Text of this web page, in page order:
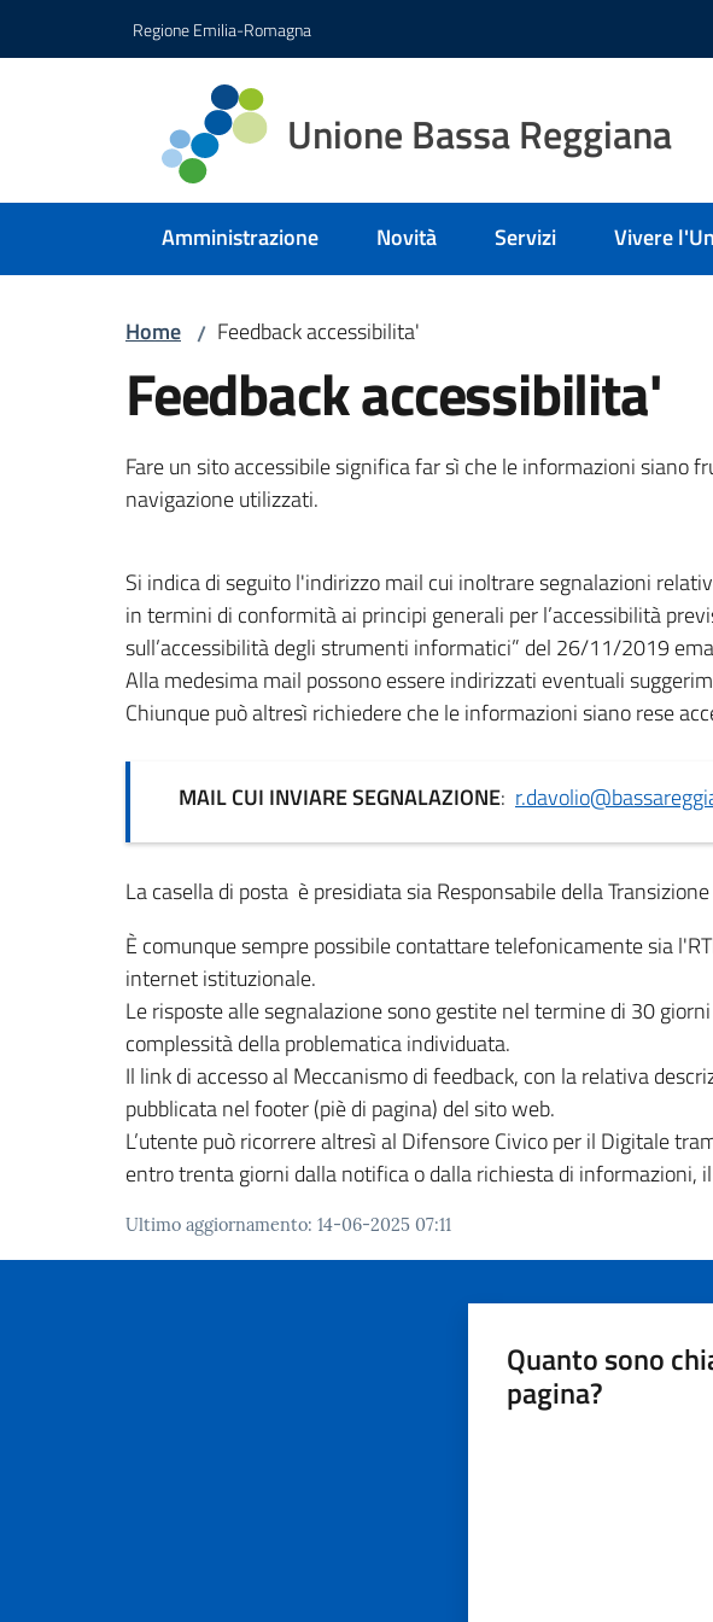
Regione Emilia-Romagna
Unione Bassa Reggiana
Amministrazione Novità Servizi Vivere
Home / Feedback accessibilita'
Feedback accessibilita'
Fare un sito accessibile significa far sì che le informazioni
navigazione utilizzati.
Si indica di seguito l'indirizzo mail cui inoltrare segnalazioni
in termini di conformità ai principi generali per l’accessibilità
sull’accessibilità degli strumenti informatici” del 26/11/2019
Alla medesima mail possono essere indirizzati eventuali
Chiunque può altresì richiedere che le informazioni siano rese
MAIL CUI INVIARE SEGNALAZIONE:
La casella di posta è presidiata sia Responsabile della
È comunque sempre possibile contattare telefonicamente sia
internet istituzionale.
Le risposte alle segnalazione sono gestite nel termine di 30
complessità della problematica individuata.
Il link di accesso al Meccanismo di feedback, con la relativa
pubblicata nel footer (piè di pagina) del sito web.
L’utente può ricorrere altresì al Difensore Civico per il Digitale
entro trenta giorni dalla notifica o dalla richiesta di informazioni,
Ultimo aggiornamento: 14-06-2025 07:11
Quanto sono
pagina?